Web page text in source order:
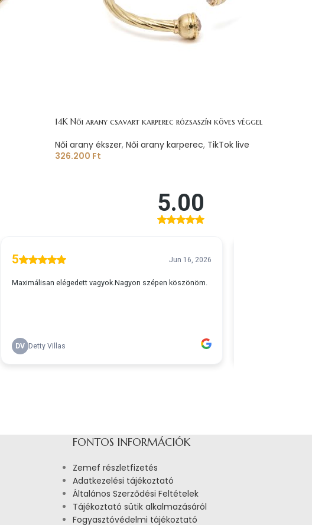
14K Női arany csavart karperec rózsaszín köves véggel
Női arany ékszer, Női arany karperec, TikTok live
326.200 Ft
FONTOS INFORMÁCIÓK
Zemef részletfizetés
Adatkezelési tájékoztató
Általános Szerződési Feltételek
Tájékoztató sütik alkalmazásáról
Fogyasztóvédelmi tájékoztató